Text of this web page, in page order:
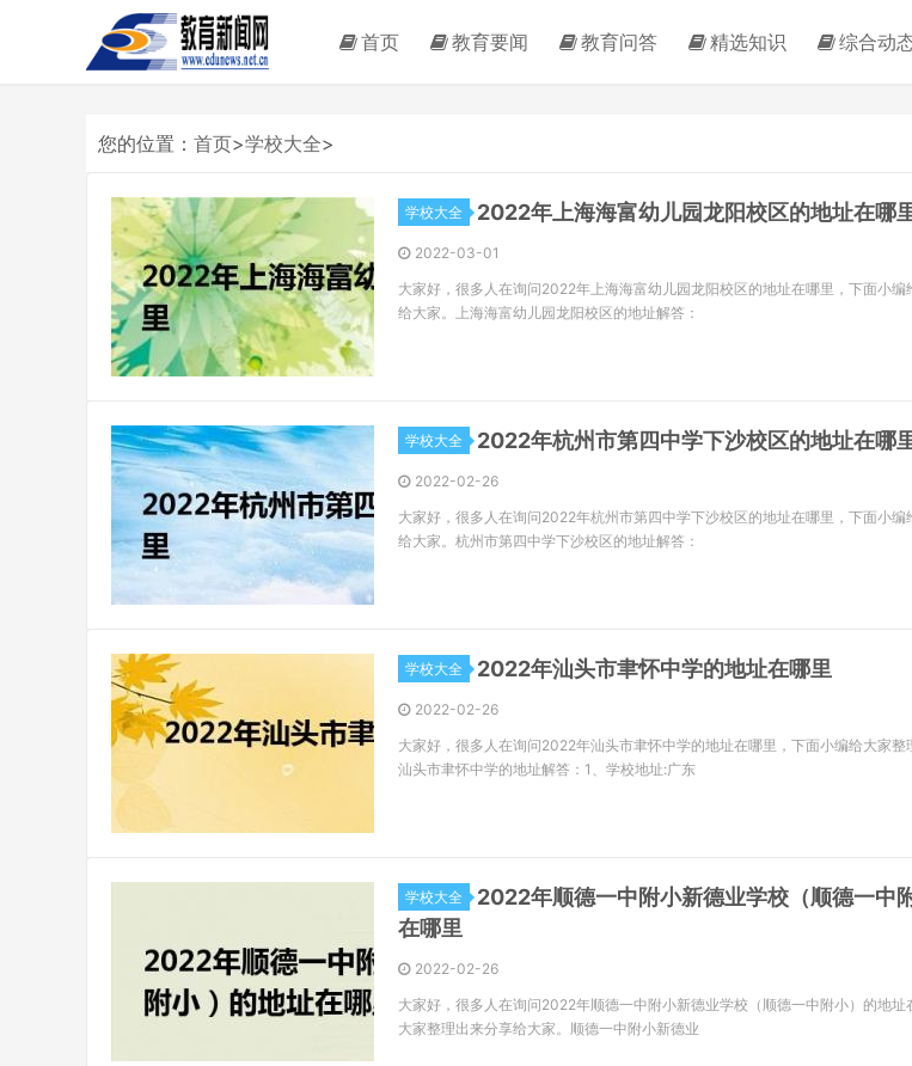
首页 教育要闻 教育问答 精选知识 综合动
您的位置： 首页>学校大全>
学校大全 2022年上海海富幼儿园龙阳校区的地址在哪
2022-03-01
大家好，很多人在询问2022年上海海富幼儿园龙阳校区的地址在哪里，下面小编
给大家。上海海富幼儿园龙阳校区的地址解答：
学校大全 2022年杭州市第四中学下沙校区的地址在哪
2022-02-26
大家好，很多人在询问2022年杭州市第四中学下沙校区的地址在哪里，下面小编
给大家。杭州市第四中学下沙校区的地址解答：
学校大全 2022年汕头市聿怀中学的地址在哪里
2022-02-26
大家好，很多人在询问2022年汕头市聿怀中学的地址在哪里，下面小编给大家整
汕头市聿怀中学的地址解答：1、学校地址:广东
学校大全
2022年顺德一中附小新德业学校（顺德一中
在哪里
2022-02-26
大家好，很多人在询问2022年顺德一中附小新德业学校（顺德一中附小）的地址
大家整理出来分享给大家。顺德一中附小新德业